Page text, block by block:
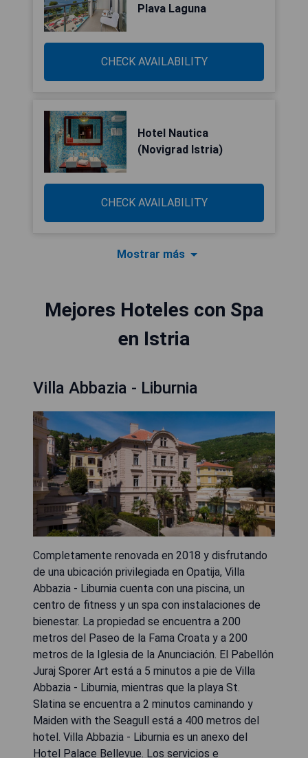
Plava Laguna
CHECK AVAILABILITY
Hotel Nautica
(Novigrad Istria)
CHECK AVAILABILITY
Mostrar más
Mejores Hoteles con Spa
en Istria
Villa Abbazia - Liburnia
Completamente renovada en 2018 y disfrutando
de una ubicación privilegiada en Opatija, Villa
Abbazia - Liburnia cuenta con una piscina, un
centro de fitness y un spa con instalaciones de
bienestar. La propiedad se encuentra a 200
metros del Paseo de la Fama Croata y a 200
metros de la Iglesia de la Anunciación. El Pabellón
Juraj Sporer Art está a 5 minutos a pie de Villa
Abbazia - Liburnia, mientras que la playa St.
Slatina se encuentra a 2 minutos caminando y
Maiden with the Seagull está a 400 metros del
hotel. Villa Abbazia - Liburnia es un anexo del
Hotel Palace Bellevue. Los servicios e